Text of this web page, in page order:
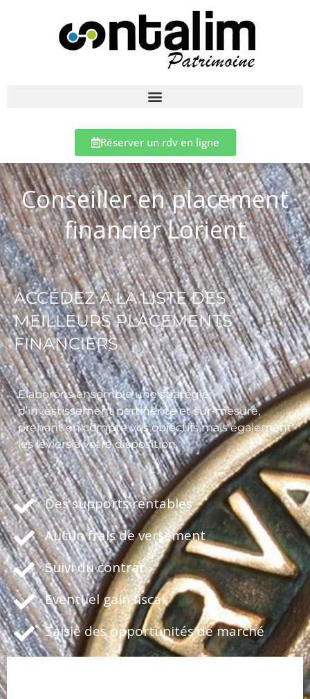
Réserver un rdv en ligne
Conseiller en placement
financier Lorient
ACCÉDEZ À LA LISTE DES
MEILLEURS PLACEMENTS
FINANCIERS
Elaborons ensemble une stratégie
d’investissement pertinente et sur-mesure,
prenant en compte vos objectifs mais également
les leviers à votre disposition
Des supports rentables
Aucun frais de versement
Suivi du contrat
Eventuel gain fiscal
Saisie des opportunités de marché